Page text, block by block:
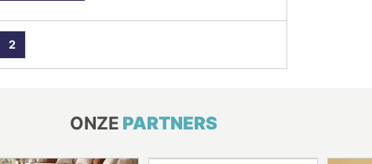
2
ONZE PARTNERS